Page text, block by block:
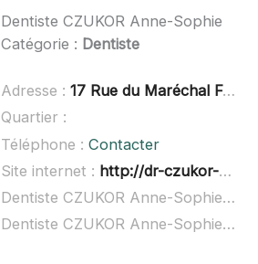
Dentiste CZUKOR Anne-Sophie
Catégorie : Dentiste
Adresse : 17 Rue du Maréchal Foch, 67120 Molsheim
Quartier :
Téléphone : Contacter
Site internet : http://dr-czukor-anne-sophie.chirurgiens-dentistes.fr/
Dentiste CZUKOR Anne-Sophie à domicile :
Dentiste CZUKOR Anne-Sophie ouvert dimanche :